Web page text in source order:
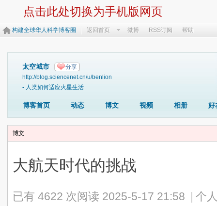
点击此处切换为手机版网页
构建全球华人科学博客圈 返回首页 微博 RSS订阅 帮助
太空城市 分享
http://blog.sciencenet.cn/u/benlion
- 人类如何适应火星生活
博客首页 动态 博文 视频 相册 好
博文
大航天时代的挑战
已有 4622 次阅读 2025-5-17 21:58 个